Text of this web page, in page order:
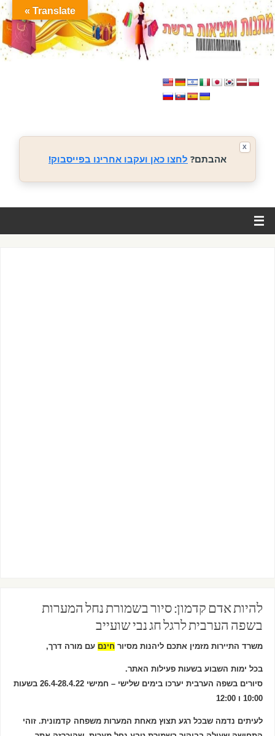
אהבתם? לחצו כאן ועקבו אחרינו בפייסבוק!
X
להיות אדם קדמון: סיור בשמורת נחל המערות
בשפה הערבית לרגל חג נבי שועייב
משרד התיירות מזמין אתכם ליהנות מסיור חינם עם מורה דרך,
בכל ימות השבוע בשעות פעילות האתר.
סיורים בשפה הערבית יערכו בימים שלישי – חמישי 26.4-28.4.22 בשעות
10:00 ו 12:00
לעיתים נדמה שבכל רגע תצוץ מאחת המערות משפחה קדמונית. זוהי
Translate »